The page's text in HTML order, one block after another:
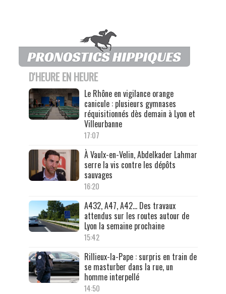
D'HEURE EN HEURE
Le Rhône en vigilance orange
canicule : plusieurs gymnases
réquisitionnés dès demain à Lyon et
Villeurbanne
17:07
À Vaulx-en-Velin, Abdelkader Lahmar
serre la vis contre les dépôts
sauvages
16:20
A432, A47, A42… Des travaux
attendus sur les routes autour de
Lyon la semaine prochaine
15:42
Rillieux-la-Pape : surpris en train de
se masturber dans la rue, un
homme interpellé
14:50